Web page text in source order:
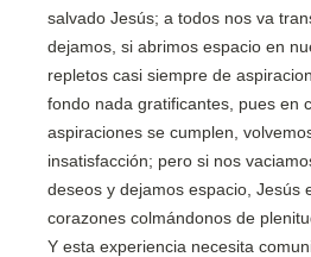
salvado Jesús; a todos nos va
dejamos, si abrimos espacio en
repletos casi siempre de
fondo nada gratificantes, pues en
aspiraciones se cumplen,
insatisfacción; pero si nos
deseos y dejamos espacio, Jesús
corazones colmándonos de
Y esta experiencia necesita